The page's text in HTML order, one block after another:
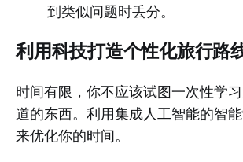
到类似问题时丢分。
利用科技打造个性化旅行路线
时间有限，你不应该试图一次性学
道的东西。利用集成人工智能的智
来优化你的时间。